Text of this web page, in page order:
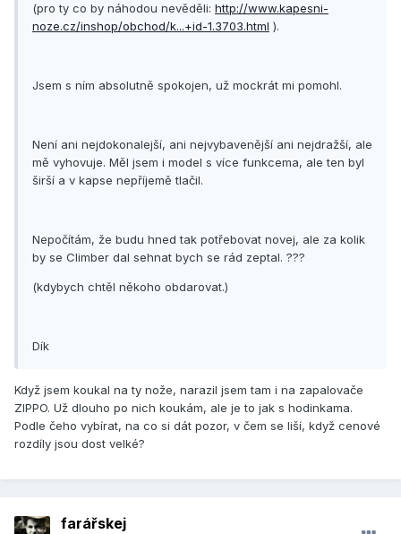
(pro ty co by náhodou nevěděli: http://www.kapesni-
noze.cz/inshop/obchod/k...+id-1.3703.html ).
Jsem s ním absolutně spokojen, už mockrát mi pomohl.
Není ani nejdokonalejší, ani nejvybavenější ani nejdražší, ale
mě vyhovuje. Měl jsem i model s více funkcema, ale ten byl
širší a v kapse nepříjemě tlačil.
Nepočítám, že budu hned tak potřebovat novej, ale za kolik
by se Climber dal sehnat bych se rád zeptal. ???
(kdybych chtěl někoho obdarovat.)
Dík
Když jsem koukal na ty nože, narazil jsem tam i na zapalovače
ZIPPO. Už dlouho po nich koukám, ale je to jak s hodinkama.
Podle čeho vybírat, na co si dát pozor, v čem se liší, když cenové
rozdíly jsou dost velké?
farářskej